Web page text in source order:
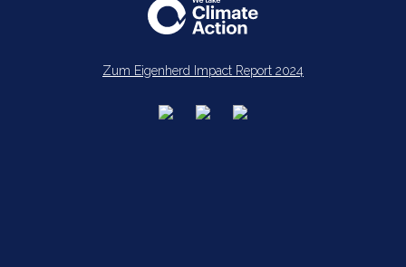
Zum Eigenherd Impact Report 2024